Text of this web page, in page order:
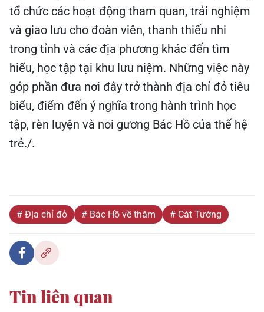
tổ chức các hoạt động tham quan, trải nghiệm
và giao lưu cho đoàn viên, thanh thiếu nhi
trong tỉnh và các địa phương khác đến tìm
hiểu, học tập tại khu lưu niệm. Những việc này
góp phần đưa nơi đây trở thành địa chỉ đỏ tiêu
biểu, điểm đến ý nghĩa trong hành trình học
tập, rèn luyện và noi gương Bác Hồ của thế hệ
trẻ./.
# Địa chỉ đỏ # Bác Hồ về thăm # Cát Tường
Tin liên quan